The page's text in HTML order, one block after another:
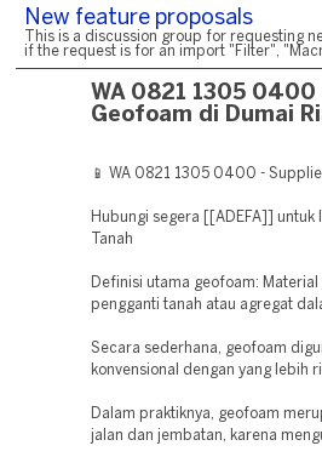
New feature proposals
This is a discussion group for requesting
if the request is for an import "Filter",
WA 0821 1305 0400
Geofoam di Dumai
📱 WA 0821 1305 0400 -
Hubungi segera [[ADEFA]]
Tanah
Definisi utama geofoam:
pengganti tanah atau agregat
Secara sederhana, geofoam
konvensional dengan yang lebih
Dalam praktiknya, geofoam
jalan dan jembatan, karena